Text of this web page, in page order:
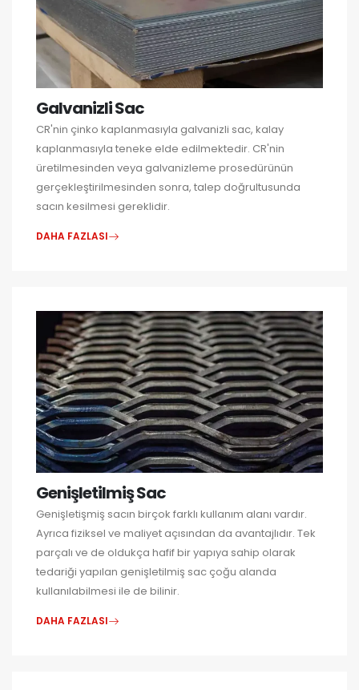
Galvanizli Sac
CR'nin çinko kaplanmasıyla galvanizli sac, kalay
kaplanmasıyla teneke elde edilmektedir. CR'nin
üretilmesinden veya galvanizleme prosedürünün
gerçekleştirilmesinden sonra, talep doğrultusunda
sacın kesilmesi gereklidir.
DAHA FAZLASI
Genişletilmiş Sac
Genişletişmiş sacın birçok farklı kullanım alanı vardır.
Ayrıca fiziksel ve maliyet açısından da avantajlıdır. Tek
parçalı ve de oldukça hafif bir yapıya sahip olarak
tedariği yapılan genişletilmiş sac çoğu alanda
kullanılabilmesi ile de bilinir.
DAHA FAZLASI